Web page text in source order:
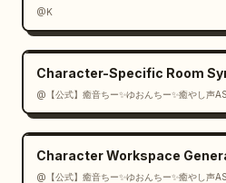
@K
Character-Specific Room
@【公式】癒音ちー✨ゆおんちー✨癒やし声
Character Workspace
@【公式】癒音ちー✨ゆおんちー✨癒やし声